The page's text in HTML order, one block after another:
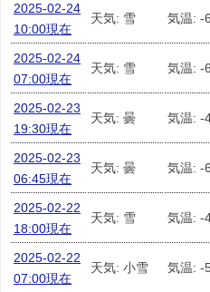
2025-02-24
10:00現在
天気: 雪 気温: -
2025-02-24
07:00現在
天気: 雪 気温: -
2025-02-23
19:30現在
天気: 曇 気温: -
2025-02-23
06:45現在
天気: 曇 気温: -
2025-02-22
18:00現在
天気: 雪 気温: -
2025-02-22
07:00現在
天気: 小雪 気温: -